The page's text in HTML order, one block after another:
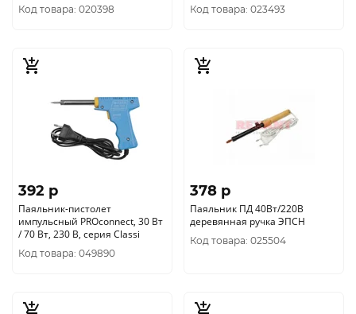
Код товара: 020398 Код товара: 023493
392 p
Паяльник-пистолет
импульсный PROconnect, 30 Вт
/ 70 Вт, 230 В, серия Classi
Код товара: 049890
378 p
Паяльник ПД 40Вт/220В
деревянная ручка ЭПСН
Код товара: 025504